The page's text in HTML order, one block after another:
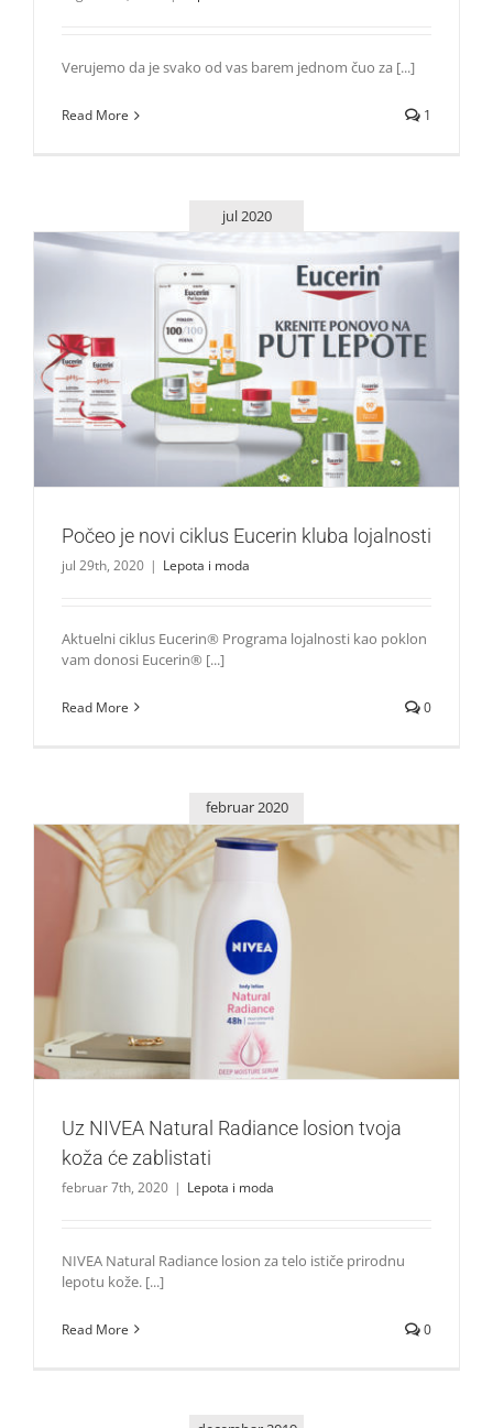
Verujemo da je svako od vas barem jednom čuo za [...]
Read More 1
jul 2020
Počeo je novi ciklus Eucerin kluba lojalnosti
Lepota i moda
Počeo je novi ciklus Eucerin kluba lojalnosti
jul 29th, 2020 | Lepota i moda
Aktuelni ciklus Eucerin® Programa lojalnosti kao poklon
vam donosi Eucerin® [...]
Read More 0
februar 2020
Uz NIVEA Natural Radiance losion tvoja koža će zablistati
Lepota i moda
Uz NIVEA Natural Radiance losion tvoja
koža će zablistati
februar 7th, 2020 | Lepota i moda
NIVEA Natural Radiance losion za telo ističe prirodnu
lepotu kože. [...]
Read More 0